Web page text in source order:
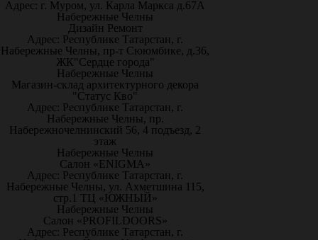
Адрес: г. Муром, ул. Карла Маркса д.67А
Набережные Челны
Дизайн Ремонт
Адрес: Республике Татарстан, г.
Набережные Челны, пр-т Сююмбике, д.36,
ЖК"Сердце города"
Набережные Челны
Магазин-склад архитектурного декора
"Статус Кво"
Адрес: Республике Татарстан, г.
Набережные Челны, пр.
Набережночелнинский 56, 4 подъезд, 2
этаж
Набережные Челны
Салон «ENIGMA»
Адрес: Республике Татарстан, г.
Набережные Челны, ул. Ахметшина 115,
стр.1 ТЦ «ЮЖНЫЙ»
Набережные Челны
Салон «PROFILDOORS»
Адрес: Республике Татарстан, г.